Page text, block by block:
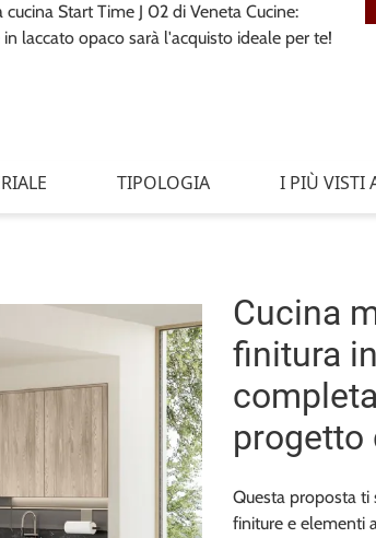
cucina Start Time J 02 di Veneta Cucine:
laccato opaco sarà l'acquisto ideale per te!
TIPOLOGIA I PIÙ VISTI
Cucina
finitura
progetto
Questa proposta ti
finiture e elementi